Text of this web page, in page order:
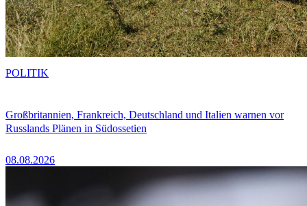
Großbritannien, Frankreich, Deutschland und Italien warnen vor
Russlands Plänen in Südossetien
08.08.2026
POLITIK